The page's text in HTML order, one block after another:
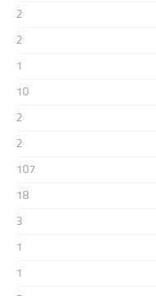
2
2
1
10
2
2
107
18
3
1
1